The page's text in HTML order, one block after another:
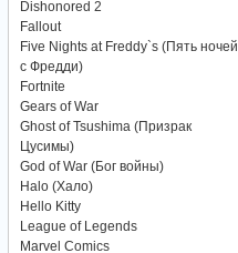
Dishonored 2
Fallout
Five Nights at Freddy`s (Пять ночей
с Фредди)
Fortnite
Gears of War
Ghost of Tsushima (Призрак
Цусимы)
God of War (Бог войны)
Halo (Хало)
Hello Kitty
League of Legends
Marvel Comics